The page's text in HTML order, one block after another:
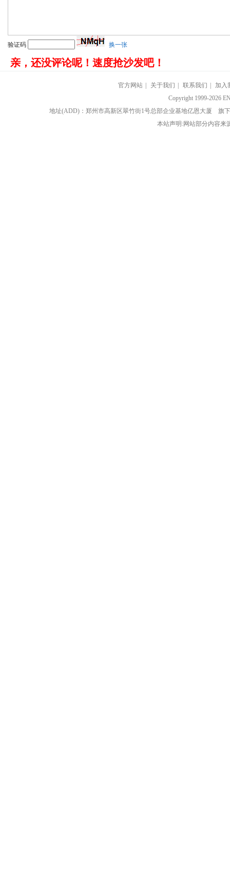
验证码 换一张
亲，还没评论呢！速度抢沙发吧！
官方网站 关于我们 联系我们
加入
Copyright 1999-2026
地址(ADD)：郑州市高新区翠竹街1号总部企业基地亿恩大厦 旗
本站声明:网站部分内容来